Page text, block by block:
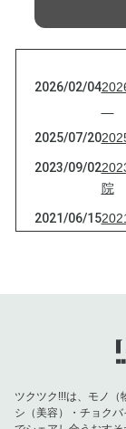
2026/02/04
2025/07/20
2023/09/02
院
2021/06/15
院
2021/03/03
ツクツク!!!は、モノ（
シ（美容）・チョク